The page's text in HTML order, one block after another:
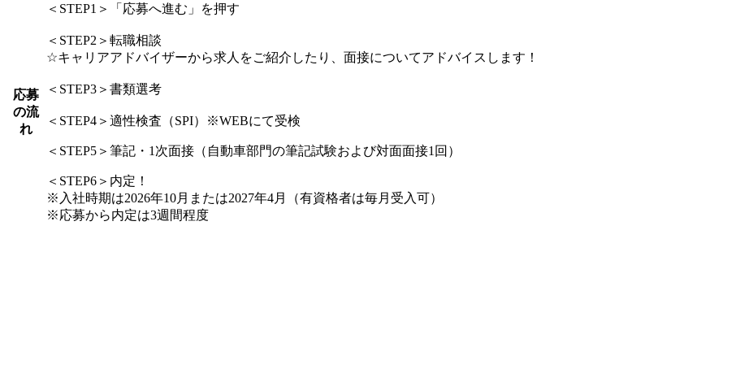
応募
の流
れ
＜STEP1＞「応募へ進む」を押す
＜STEP2＞転職相談
☆キャリアアドバイザーから求人をご紹介したり、面接についてアドバイスします！
＜STEP3＞書類選考
＜STEP4＞適性検査（SPI）※WEBにて受検
＜STEP5＞筆記・1次面接（自動車部門の筆記試験および対面面接1回）
＜STEP6＞内定！
※入社時期は2026年10月または2027年4月（有資格者は毎月受入可）
※応募から内定は3週間程度